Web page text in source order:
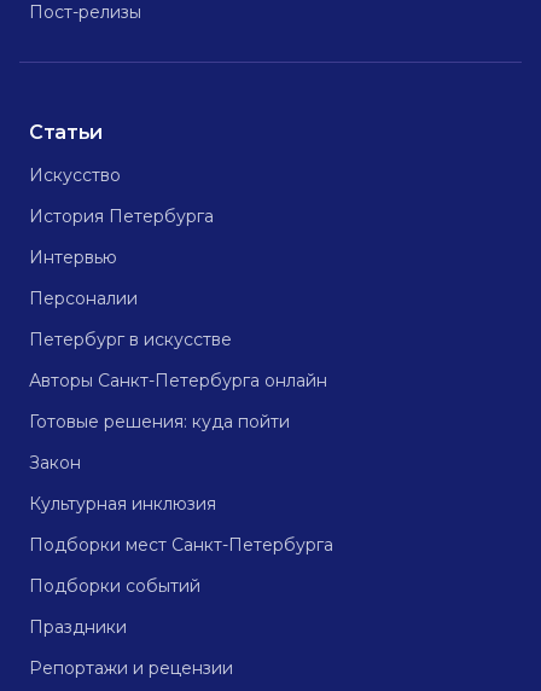
Пост-релизы
Статьи
Искусство
История Петербурга
Интервью
Персоналии
Петербург в искусстве
Авторы Санкт-Петербурга онлайн
Готовые решения: куда пойти
Закон
Культурная инклюзия
Подборки мест Санкт-Петербурга
Подборки событий
Праздники
Репортажи и рецензии